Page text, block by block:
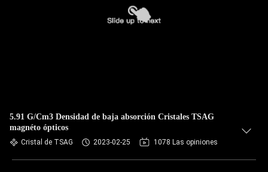
5.91 G/Cm3 Densidad de baja absorción Cristales TSAG
magnéto ópticos
Cristal de TSAG 2023-02-25 1078 Las opiniones